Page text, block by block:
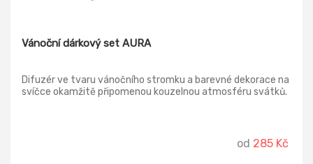
Vánoční dárkový set AURA
Difuzér ve tvaru vánočního stromku a barevné dekorace na
svíčce okamžitě připomenou kouzelnou atmosféru svátků.
od 285 Kč